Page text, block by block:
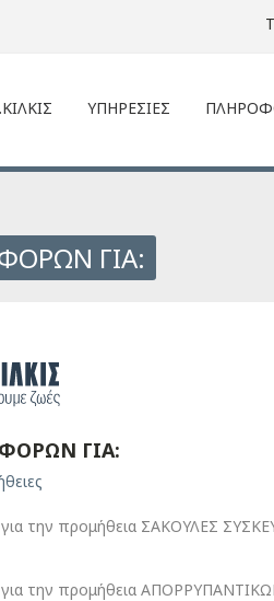
ΥΠΗΡΕΣΙΕΣ
ΓΙΑ:
ΓΙΑ:
την προμήθεια ΣΑΚΟΥΛΕΣ
την προμήθεια